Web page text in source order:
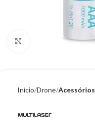
Clique para ampliar
Início Drone Acessórios